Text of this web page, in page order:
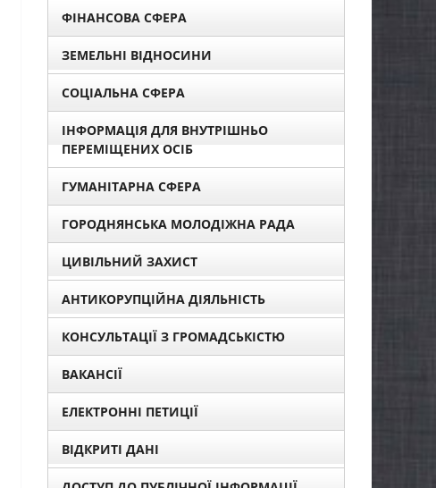
ФІНАНСОВА СФЕРА
ЗЕМЕЛЬНІ ВІДНОСИНИ
СОЦІАЛЬНА СФЕРА
ІНФОРМАЦІЯ ДЛЯ ВНУТРІШНЬО
ПЕРЕМІЩЕНИХ ОСІБ
ГУМАНІТАРНА СФЕРА
ГОРОДНЯНСЬКА МОЛОДІЖНА РАДА
ЦИВІЛЬНИЙ ЗАХИСТ
АНТИКОРУПЦІЙНА ДІЯЛЬНІСТЬ
КОНСУЛЬТАЦІЇ З ГРОМАДСЬКІСТЮ
ВАКАНСІЇ
ЕЛЕКТРОННІ ПЕТИЦІЇ
ВІДКРИТІ ДАНІ